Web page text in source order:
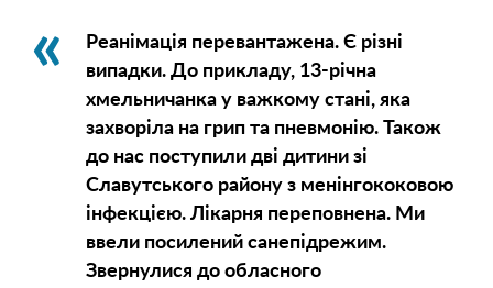
Реанімація перевантажена. Є різні
випадки. До прикладу, 13-річна
хмельничанка у важкому стані, яка
захворіла на грип та пневмонію. Також
до нас поступили дві дитини зі
Славутського району з менінгококовою
інфекцією. Лікарня переповнена. Ми
ввели посилений санепідрежим.
Звернулися до обласного